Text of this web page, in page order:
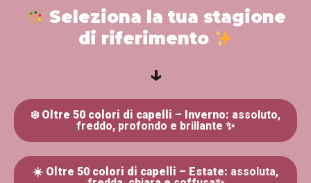
Seleziona la tua stagione
di riferimento
↓
❄️ Oltre 50 colori di capelli – Inverno: assoluto,
freddo, profondo e brillante ✨
☀️ Oltre 50 colori di capelli – Estate: assoluta,